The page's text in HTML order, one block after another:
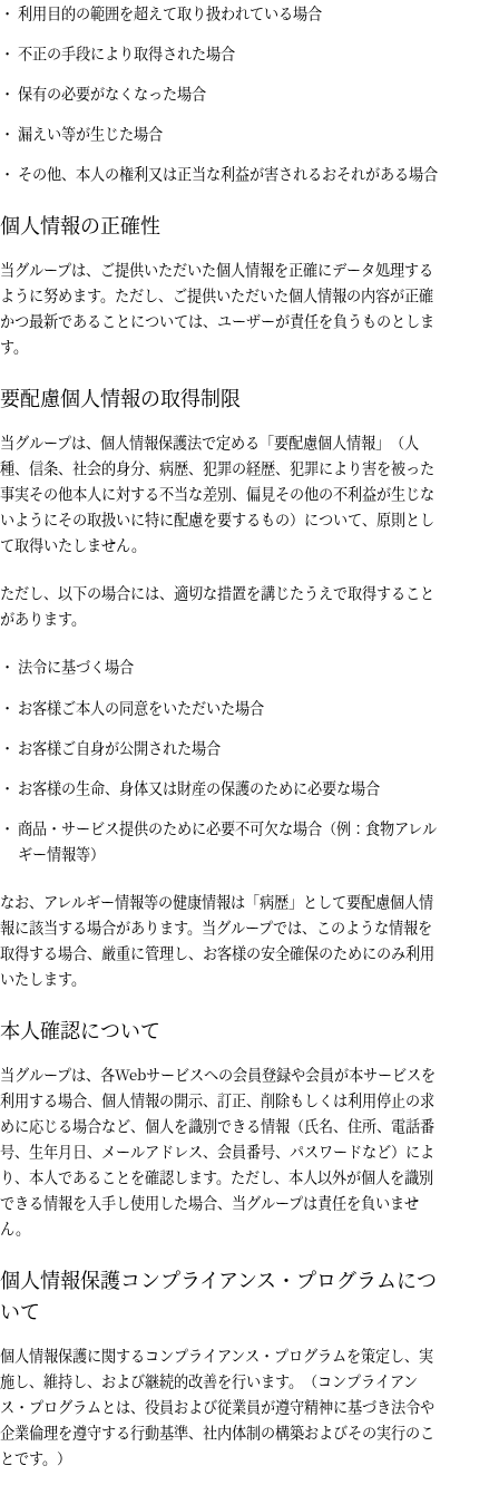
利用目的の範囲を超えて取り扱われている場合
不正の手段により取得された場合
保有の必要がなくなった場合
漏えい等が生じた場合
その他、本人の権利又は正当な利益が害されるおそれがある場合
個人情報の正確性
当グループは、ご提供いただいた個人情報を正確にデータ処理する
ように努めます。ただし、ご提供いただいた個人情報の内容が正確
かつ最新であることについては、ユーザーが責任を負うものとしま
す。
要配慮個人情報の取得制限
当グループは、個人情報保護法で定める「要配慮個人情報」（人
種、信条、社会的身分、病歴、犯罪の経歴、犯罪により害を被った
事実その他本人に対する不当な差別、偏見その他の不利益が生じな
いようにその取扱いに特に配慮を要するもの）について、原則とし
て取得いたしません。
ただし、以下の場合には、適切な措置を講じたうえで取得すること
があります。
法令に基づく場合
お客様ご本人の同意をいただいた場合
お客様ご自身が公開された場合
お客様の生命、身体又は財産の保護のために必要な場合
商品・サービス提供のために必要不可欠な場合（例：食物アレル
ギー情報等）
なお、アレルギー情報等の健康情報は「病歴」として要配慮個人情
報に該当する場合があります。当グループでは、このような情報を
取得する場合、厳重に管理し、お客様の安全確保のためにのみ利用
いたします。
本人確認について
当グループは、各Webサービスへの会員登録や会員が本サービスを
利用する場合、個人情報の開示、訂正、削除もしくは利用停止の求
めに応じる場合など、個人を識別できる情報（氏名、住所、電話番
号、生年月日、メールアドレス、会員番号、パスワードなど）によ
り、本人であることを確認します。ただし、本人以外が個人を識別
できる情報を入手し使用した場合、当グループは責任を負いませ
ん。
個人情報保護コンプライアンス・プログラムにつ
いて
個人情報保護に関するコンプライアンス・プログラムを策定し、実
施し、維持し、および継続的改善を行います。（コンプライアン
ス・プログラムとは、役員および従業員が遵守精神に基づき法令や
企業倫理を遵守する行動基準、社内体制の構築およびその実行のこ
とです。）